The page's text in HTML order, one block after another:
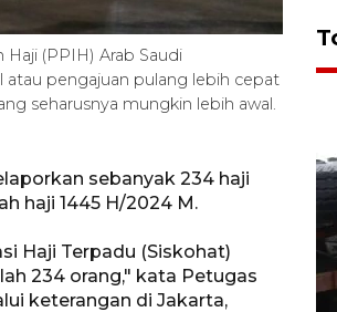
(PPIH) Arab Saudi
pengajuan pulang lebih cepat
seharusnya mungkin lebih awal.
sebanyak 234 haji
haji 1445 H/2024 M.
Haji Terpadu (Siskohat)
234 orang," kata Petugas
keterangan di Jakarta,